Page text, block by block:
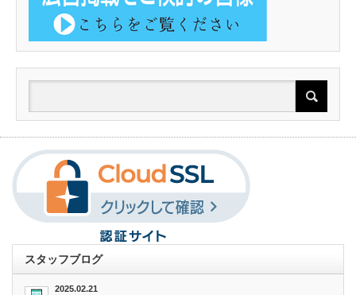
スタッフブログ
2025.02.21